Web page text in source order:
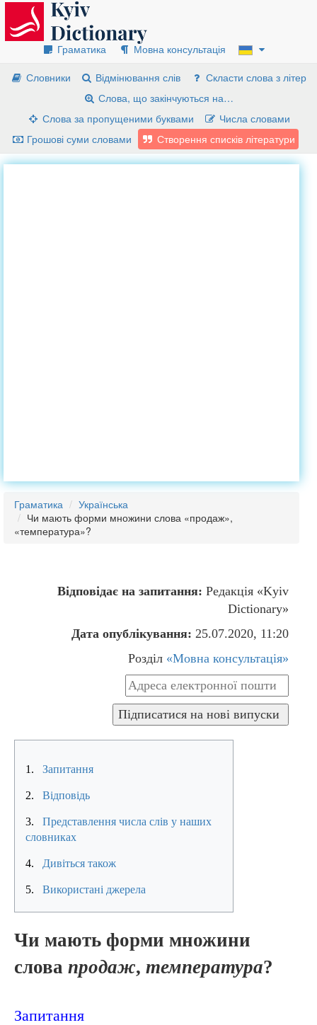
Граматика
Мовна консультація
Словники
Відмінювання слів
Скласти слова з літер
Слова, що закінчуються на…
Слова за пропущеними буквами
Числа словами
Грошові суми словами
Створення списків літератури
Граматика
Українська
Чи мають форми множини слова «продаж»,
«температура»?
Відповідає на запитання: Редакція «Kyiv
Dictionary»
Дата опублікування: 25.07.2020, 11:20
Розділ «Мовна консультація»
1. Запитання
2. Відповідь
3.
Представлення числа слів у наших
словниках
4. Дивіться також
5. Використані джерела
Чи мають форми множини
слова продаж, температура?
Запитання